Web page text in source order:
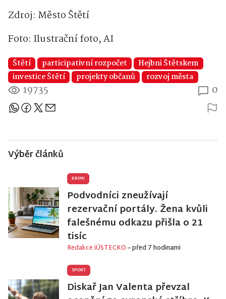
Zdroj: Město Štětí
Foto: Ilustrační foto, AI
Štětí participativní rozpočet
Hejbni Štětskem
investice Štětí
projekty občanů rozvoj města
19735 0
Sdílejte článek
Výběr článků
KRIMI
Podvodníci zneužívají
rezervační portály. Žena kvůli
falešnému odkazu přišla o 21
tisíc
Redakce iÚSTECKO– před 7 hodinami
SPORT
Diskař Jan Valenta převzal